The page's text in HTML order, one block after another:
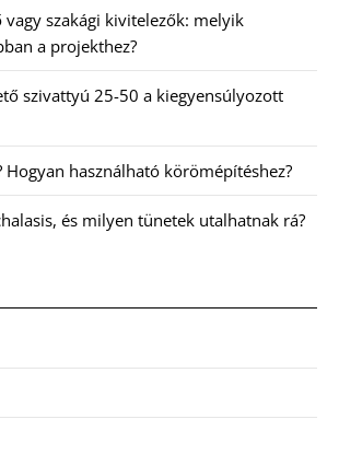
vagy szakági kivitelezők: melyik
a projekthez?
szivattyú 25-50 a kiegyensúlyozott
Hogyan használható körömépítéshez?
és milyen tünetek utalhatnak rá?